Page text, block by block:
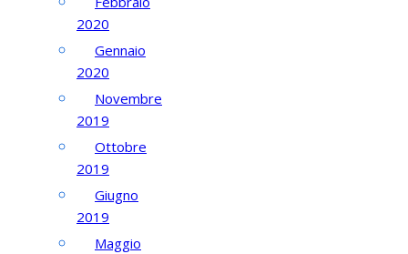
2020
Gennaio
2020
Novembre
2019
Ottobre
2019
Giugno
2019
Maggio